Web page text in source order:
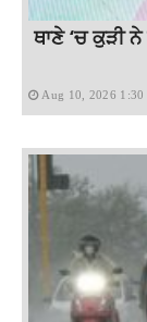
ਥਾਣੇ ‘ਚ ਕੁੜੀ
Aug 10, 2026 1:30